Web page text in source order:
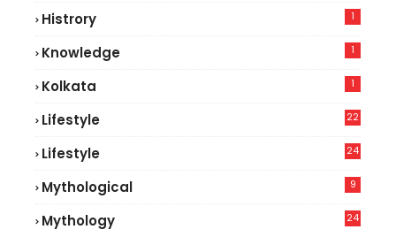
Histrory 1
Knowledge 1
Kolkata 1
Lifestyle
22
Lifestyle
24
Mythological 9
Mythology 24